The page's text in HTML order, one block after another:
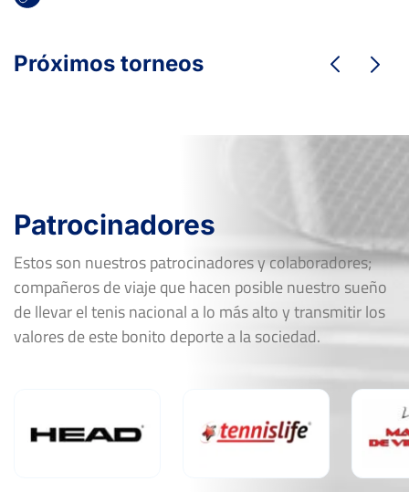
Próximos torneos
Patrocinadores
Estos son nuestros patrocinadores y colaboradores;
compañeros de viaje que hacen posible nuestro sueño
de llevar el tenis nacional a lo más alto y transmitir los
valores de este bonito deporte a la sociedad.